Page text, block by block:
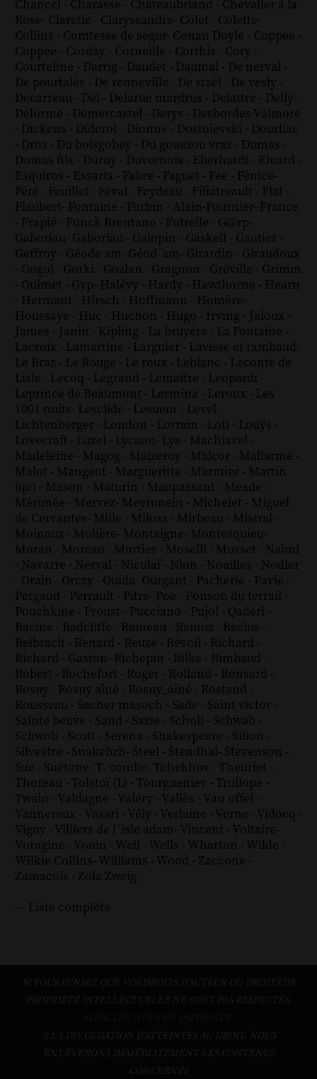
Chancel - Charasse - Chateaubriand - Chevalier à la
Rose- Claretie - Claryssandre- Colet - Colette-
Collins - Comtesse de ségur- Conan Doyle - Coppee -
Coppée - Corday - Corneille - Corthis - Cory -
Courteline - Darrig - Daudet - Daumal - De nerval -
De pourtalès - De renneville - De staël - De vesly -
Decarreau - Del - Delarue mardrus - Delattre - Delly-
Delorme - Demercastel - Derys - Desbordes Valmore
- Dickens - Diderot - Dionne - Dostoïevski - Dourliac
- Droz - Du boisgobey - Du gouezou vraz - Dumas -
Dumas fils - Duruy - Duvernois - Eberhardt - Eluard -
Esquiros - Essarts - Fabre - Faguet - Fée - Fénice-
Féré - Feuillet - Féval - Feydeau - Filiatreault - Flat -
Flaubert- Fontaine - Forbin - Alain-Fournier- France
- Frapié - Funck Brentano - Futrelle - G@rp-
Gaboriau- Gaboriau - Galopin - Gaskell - Gautier -
Geffroy - Géode am- Géod´am- Girardin - Giraudoux
- Gogol - Gorki - Gozlan - Gragnon - Gréville - Grimm
- Guimet - Gyp- Halévy - Hardy - Hawthorne - Hearn
- Hermant - Hirsch - Hoffmann - Homère-
Houssaye - Huc - Huchon - Hugo - Irving - Jaloux -
James - Janin - Kipling - La bruyère - La Fontaine -
Lacroix - Lamartine - Larguier - Lavisse et rambaud-
Le Braz - Le Rouge - Le roux - Leblanc - Leconte de
Lisle - Lecoq - Legrand - Lemaître - Leopardi -
Leprince de Beaumont - Lermina - Leroux - Les
1001 nuits- Lesclide - Lesueur - Level -
Lichtenberger - London - Lorrain - Loti - Louÿs -
Lovecraft - Luzel - Lycaon- Lys - Machiavel -
Madeleine - Magog - Maizeroy - Malcor - Mallarmé -
Malot - Mangeot - Margueritte - Marmier - Martin
(qc) - Mason - Maturin - Maupassant - Meade -
Mérimée - Mervez- Meyronein - Michelet - Miguel
de Cervantes- Mille - Milosz - Mirbeau - Mistral -
Moinaux - Molière- Montaigne- Montesquieu-
Moran - Moreau - Mortier - Moselli - Musset - Naïmi
- Navarre - Nerval - Nicolaï - Nion - Noailles - Nodier
- Orain - Orczy - Ouida- Ourgant - Pacherie - Pavie -
Pergaud - Perrault - Pitre- Poe - Ponson du terrail -
Pouchkine - Proust - Pucciano - Pujol - Qaderi -
Racine - Radcliffe - Rameau - Ramuz - Reclus -
Reibrach - Renard - Reuzé - Révoil - Richard -
Richard - Gaston- Richepin - Rilke - Rimbaud -
Robert - Rochefort - Roger - Rolland - Ronsard -
Rosny - Rosny aîné - Rosny_aîné - Rostand -
Rousseau - Sacher masoch - Sade - Saint victor -
Sainte beuve - Sand - Sazie - Scholl - Schwab -
Schwob - Scott - Serena - Shakespeare - Silion -
Silvestre - Snakebzh- Steel - Stendhal- Stevenson -
Sue - Suétone- T. combe- Tchekhov - Theuriet -
Thoreau - Tolstoï (L) - Tourgueniev - Trollope -
Twain - Valdagne - Valéry - Vallès - Van offel -
Vannereux - Vasari - Vély - Verlaine - Verne - Vidocq -
Vigny - Villiers de l´isle adam- Vincent - Voltaire-
Voragine - Vouin - Weil - Wells - Wharton - Wilde -
Wilkie Collins- Williams - Wood - Zaccone -
Zamacoïs - Zola Zweig -
--- Liste complète